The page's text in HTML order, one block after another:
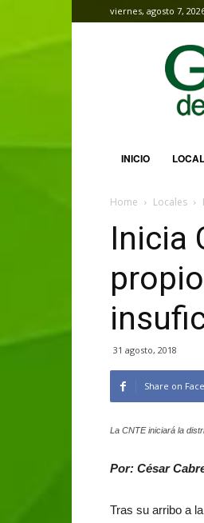
viernes, agosto 7,
Gente
del
Balsas
INICIO
Home Locales
Inicia
31 agosto, 2018
Share on
La CNTE iniciará la
Por: César
Tras su arribo a